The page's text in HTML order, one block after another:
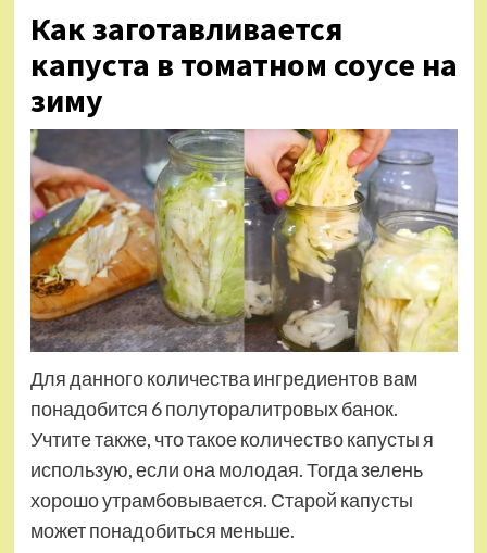
Как заготавливается
капуста в томатном соусе на
зиму
Для данного количества ингредиентов вам
понадобится 6 полуторалитровых банок.
Учтите также, что такое количество капусты я
использую, если она молодая. Тогда зелень
хорошо утрамбовывается. Старой капусты
может понадобиться меньше.